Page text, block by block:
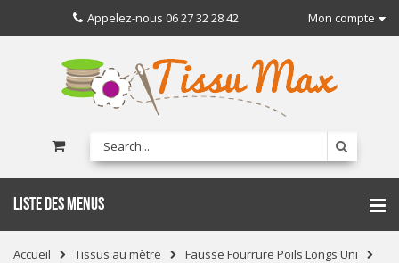
Mon compte
Appelez-nous 06 27 32 28 42
LISTE DES MENUS
Accueil Tissus au mètre
Fausse Fourrure Poils Longs Uni